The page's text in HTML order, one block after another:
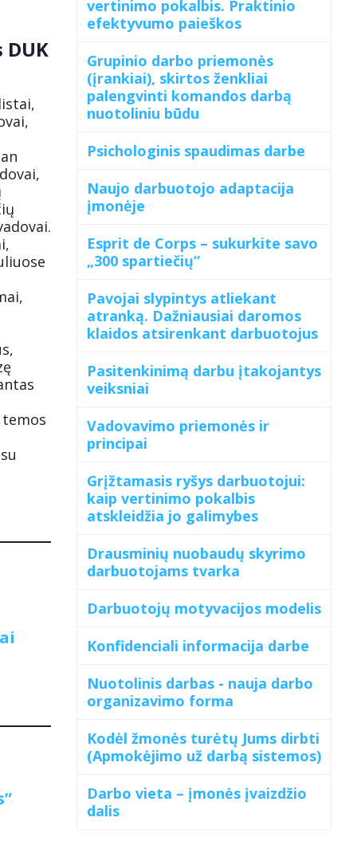
vertinimo pokalbis. Praktinio
efektyvumo paieškos
Grupinio darbo priemonės
(įrankiai), skirtos ženkliai
palengvinti komandos darbą
nuotoliniu būdu
Psichologinis spaudimas darbe
Naujo darbuotojo adaptacija
įmonėje
Esprit de Corps – sukurkite savo
„300 spartiečių“
Pavojai slypintys atliekant
atranką. Dažniausiai daromos
klaidos atsirenkant darbuotojus
Pasitenkinimą darbu įtakojantys
veiksniai
Vadovavimo priemonės ir
principai
Grįžtamasis ryšys darbuotojui:
kaip vertinimo pokalbis
atskleidžia jo galimybes
Drausminių nuobaudų skyrimo
darbuotojams tvarka
Darbuotojų motyvacijos modelis
Konfidenciali informacija darbe
Nuotolinis darbas - nauja darbo
organizavimo forma
Kodėl žmonės turėtų Jums dirbti
(Apmokėjimo už darbą sistemos)
Darbo vieta – įmonės įvaizdžio
dalis